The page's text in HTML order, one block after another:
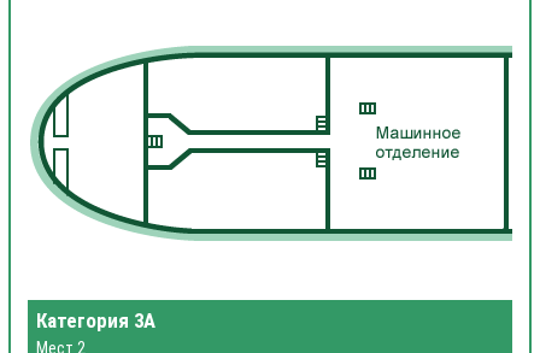
Категория 3А
Мест 2